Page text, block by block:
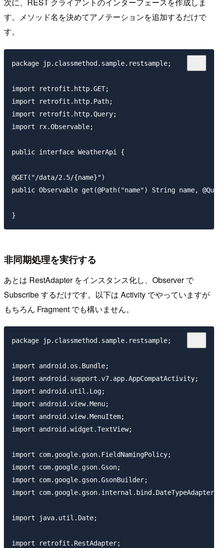
す。メソッド名を決めてアノテーションを追加するだけで
す。
package jp.classmethod.sample.restsample;
import retrofit.http.GET;
import retrofit.http.Path;
import retrofit.http.Query;
import rx.Observable;
public interface WeatherApi {
@GET("/data/2.5/{name}")
public Observable get(@Path("name") String name,
非同期処理を実行する
あとは RestAdapter をインスタンス化し、Observer で
Subscribe するだけです。以下は Activity でやっていますが
もちろん Fragment でも構いません。
package jp.classmethod.sample.restsample;
import android.os.Bundle;
import android.support.v7.app.AppCompatActivity;
import android.util.Log;
import android.view.Menu;
import android.view.MenuItem;
import android.widget.TextView;
import com.google.gson.FieldNamingPolicy;
import com.google.gson.Gson;
import com.google.gson.GsonBuilder;
import com.google.gson.internal.bind.DateTypeAdapter;
import java.util.Date;
import retrofit.RestAdapter;